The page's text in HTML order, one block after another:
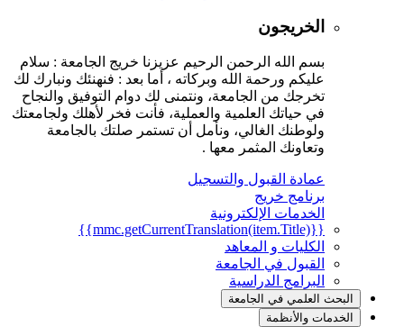
الخريجون
بسم الله الرحمن الرحيم عزيزنا خريج الجامعة : سلام
عليكم ورحمة الله وبركاته ، أما بعد : فنهنئك ونبارك لك
تخرجك من الجامعة، ونتمنى لك دوام التوفيق والنجاح
في حياتك العلمية والعملية، فأنت فخر لأهلك ولجامعتك
ولوطنك الغالي، ونأمل أن تستمر صلتك بالجامعة
وتعاونك المثمر معها .
عمادة القبول والتسجيل
برنامج خريج
الخدمات الإلكترونية
{{mmc.getCurrentTranslation(item.Title)}}
الكليات و المعاهد
القبول في الجامعة
البرامج الدراسية
البحث العلمي في الجامعة
الخدمات والأنظمة